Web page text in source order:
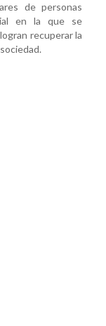
de personas
en la que se
recuperar la